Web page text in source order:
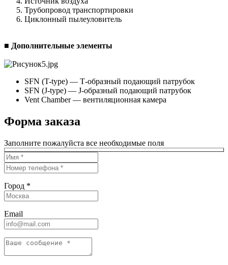
Трубопровод транспортировки
Циклонный пылеуловитель
■ Дополнительные элементы
SFN (T-type) — Т-образный подающий патрубок
SFN (J-type) — J-образный подающий патрубок
Vent Chamber — вентиляционная камера
Форма заказа
Заполните пожалуйста все необходимые поля
Город *
Email